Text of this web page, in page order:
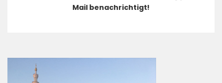
Mail benachrichtigt!